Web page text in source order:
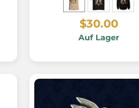
$30.00
Auf Lager